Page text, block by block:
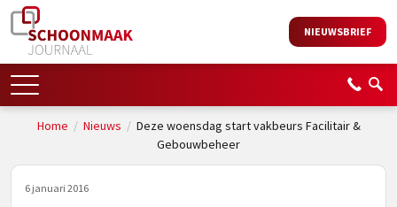
NIEUWSBRIEF
Home / Nieuws / Deze woensdag start vakbeurs Facilitair &
Gebouwbeheer
6 januari 2016